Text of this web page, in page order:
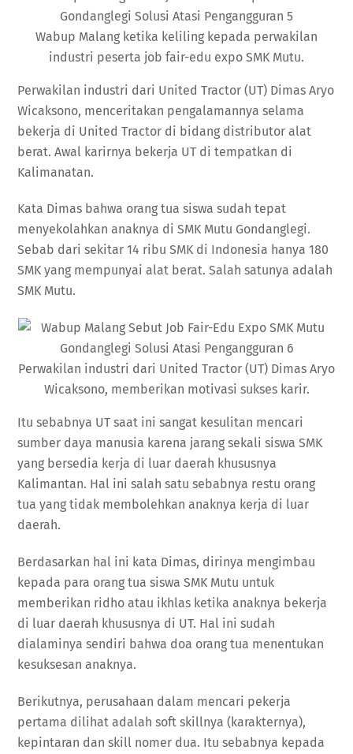
Wabup Malang ketika keliling kepada perwakilan
industri peserta job fair-edu expo SMK Mutu.
Perwakilan industri dari United Tractor (UT) Dimas Aryo
Wicaksono, menceritakan pengalamannya selama
bekerja di United Tractor di bidang distributor alat
berat. Awal karirnya bekerja UT di tempatkan di
Kalimanatan.
Kata Dimas bahwa orang tua siswa sudah tepat
menyekolahkan anaknya di SMK Mutu Gondanglegi.
Sebab dari sekitar 14 ribu SMK di Indonesia hanya 180
SMK yang mempunyai alat berat. Salah satunya adalah
SMK Mutu.
Perwakilan industri dari United Tractor (UT) Dimas Aryo
Wicaksono, memberikan motivasi sukses karir.
Itu sebabnya UT saat ini sangat kesulitan mencari
sumber daya manusia karena jarang sekali siswa SMK
yang bersedia kerja di luar daerah khususnya
Kalimantan. Hal ini salah satu sebabnya restu orang
tua yang tidak membolehkan anaknya kerja di luar
daerah.
Berdasarkan hal ini kata Dimas, dirinya mengimbau
kepada para orang tua siswa SMK Mutu untuk
memberikan ridho atau ikhlas ketika anaknya bekerja
di luar daerah khususnya di UT. Hal ini sudah
dialaminya sendiri bahwa doa orang tua menentukan
kesuksesan anaknya.
Berikutnya, perusahaan dalam mencari pekerja
pertama dilihat adalah soft skillnya (karakternya),
kepintaran dan skill nomer dua. Itu sebabnya kepada